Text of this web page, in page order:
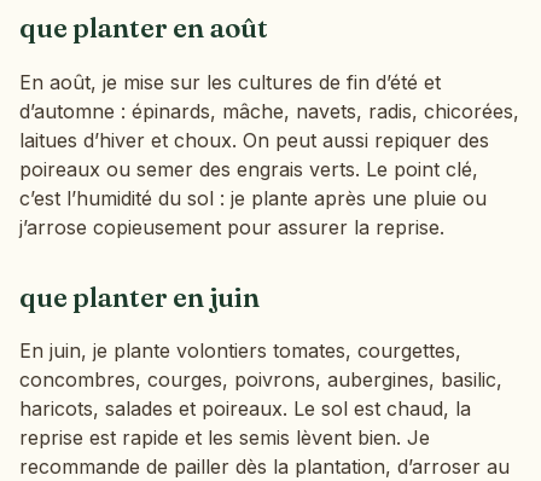
que planter en août
En août, je mise sur les cultures de fin d’été et
d’automne : épinards, mâche, navets, radis, chicorées,
laitues d’hiver et choux. On peut aussi repiquer des
poireaux ou semer des engrais verts. Le point clé,
c’est l’humidité du sol : je plante après une pluie ou
j’arrose copieusement pour assurer la reprise.
que planter en juin
En juin, je plante volontiers tomates, courgettes,
concombres, courges, poivrons, aubergines, basilic,
haricots, salades et poireaux. Le sol est chaud, la
reprise est rapide et les semis lèvent bien. Je
recommande de pailler dès la plantation, d’arroser au